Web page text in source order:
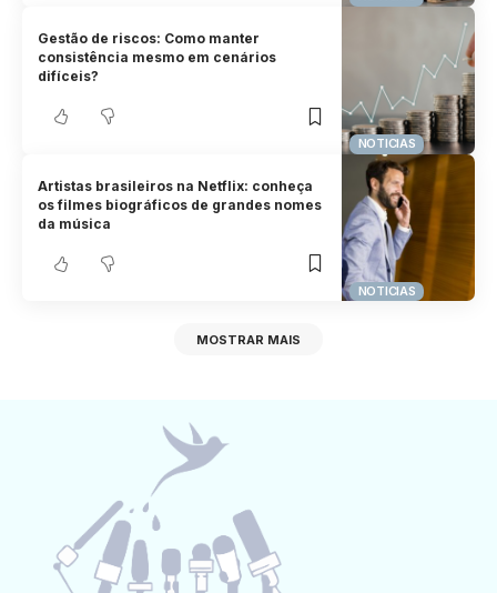
NOTICIAS
Gestão de riscos: Como manter
consistência mesmo em cenários
difíceis?
NOTICIAS
Artistas brasileiros na Netflix: conheça
os filmes biográficos de grandes nomes
da música
MOSTRAR MAIS